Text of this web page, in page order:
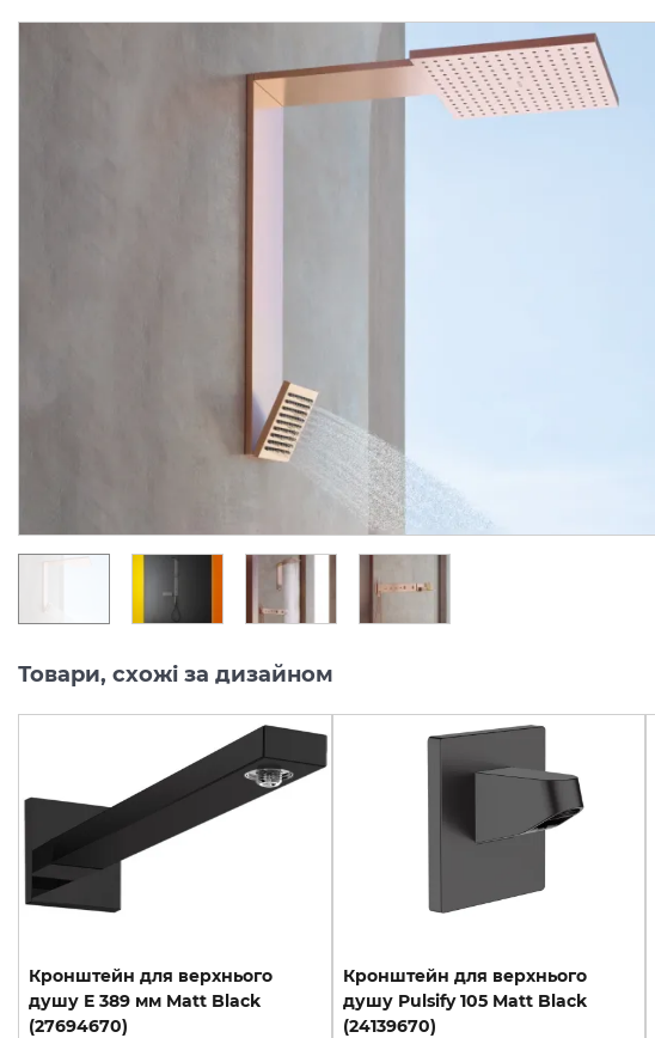
00 207 800.
грн/шт
Товари, схожі за дизайном
Кронштейн для верхнього
душу E 389 мм Matt Black
(27694670)
Кронштейн для верхнього
душу Pulsify 105 Matt Black
(24139670)